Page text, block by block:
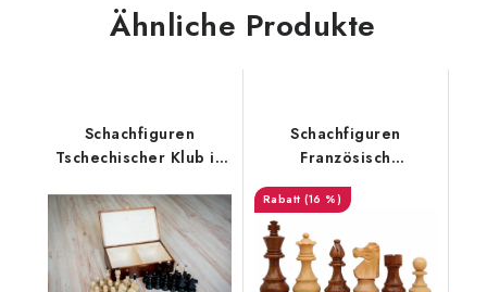
Ähnliche Produkte
Schachfiguren
Tschechischer Klub in
Schachfiguren
Französisch
(16 %)